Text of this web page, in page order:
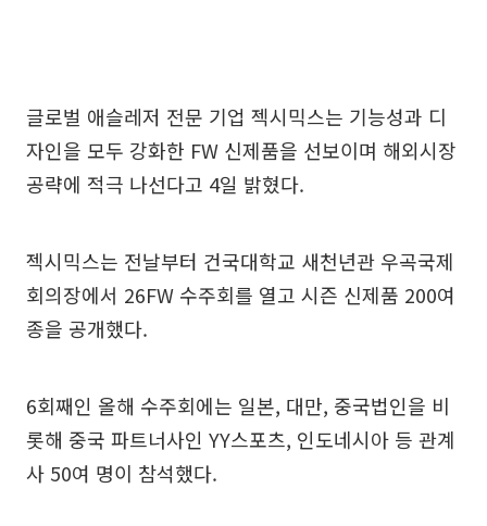
글로벌 애슬레저 전문 기업 젝시믹스는 기능성과 디
자인을 모두 강화한 FW 신제품을 선보이며 해외시장
공략에 적극 나선다고 4일 밝혔다.
젝시믹스는 전날부터 건국대학교 새천년관 우곡국제
회의장에서 26FW 수주회를 열고 시즌 신제품 200여
종을 공개했다.
6회째인 올해 수주회에는 일본, 대만, 중국법인을 비
롯해 중국 파트너사인 YY스포츠, 인도네시아 등 관계
사 50여 명이 참석했다.